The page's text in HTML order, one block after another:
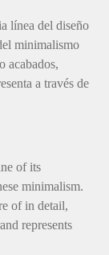
línea del diseño
minimalismo
acabados,
a través de
of its
minimalism.
of in detail,
represents